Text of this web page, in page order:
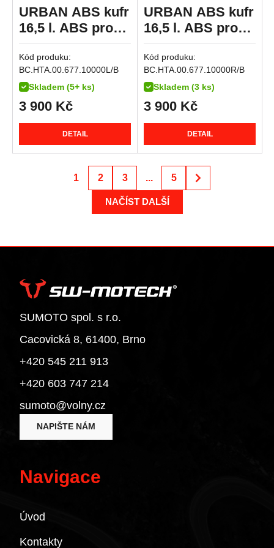
R 1300 GS Triple Black
R 1300 GS Trophy
R 1300 R
R 1300 RS
R 1300 RT
R 18
R 18 B
Streetfighter 1100 S
Streetfighter V4S SP
Streetfighter V4
Streetfighter V4S
Diavel V4
Multistrada V4 Pikes Peak
Multistrada V4 Rally
Multistrada V4 S
Multistrada V4 S Grand Tour
Multistrada V4 S Sport
Superbike 1198
Superbike 1199 Panigale S
Diavel
Monster 1200 / S
Monster 1200 S
Multistrada 1200
Multistrada 1200 Enduro
Multistrada 1200 S
Diavel 1260
Multistrada 1260 / S / S D|Air / Pikes Peak
Multistrada 1260 S D/Air
Skladem (5+ ks)
URBAN ABS kufr
16,5 l. ABS pro
SLC boční nosič
vlevo.
Kód produku:
BC.HTA.00.677.10000L/B
3 900 Kč
DETAIL
Skladem (3 ks)
URBAN ABS kufr
16,5 l. ABS pro
SLC boční nosič
pravý
Kód produku:
BC.HTA.00.677.10000R/B
3 900 Kč
DETAIL
NAČÍST DALŠÍ
1 2 3 ... 5
SUMOTO spol. s r.o.
Cacovická 8, 61400, Brno
+420 545 211 913
+420 603 747 214
sumoto@volny.cz
NAPIŠTE NÁM
Navigace
Úvod
Kontakty